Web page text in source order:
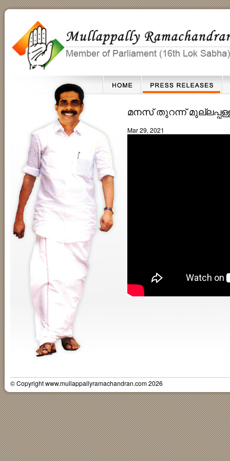
മനസ് തുറന്ന് മുല്ലപ്പള്ളി |
Mar 29, 2021
© Copyright www.mullappallyramachandran.com 2026